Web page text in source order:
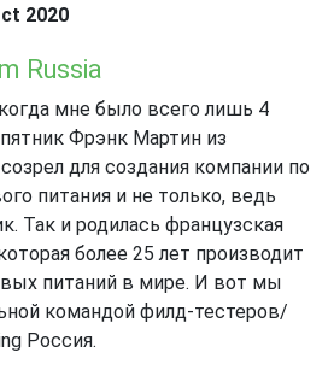
2020
Russia
мне было всего лишь 4
Фрэнк Мартин из
для создания компании по
питания и не только, ведь
Так и родилась французская
более 25 лет производит
питаний в мире. И вот мы
командой филд-тестеров/
Россия.